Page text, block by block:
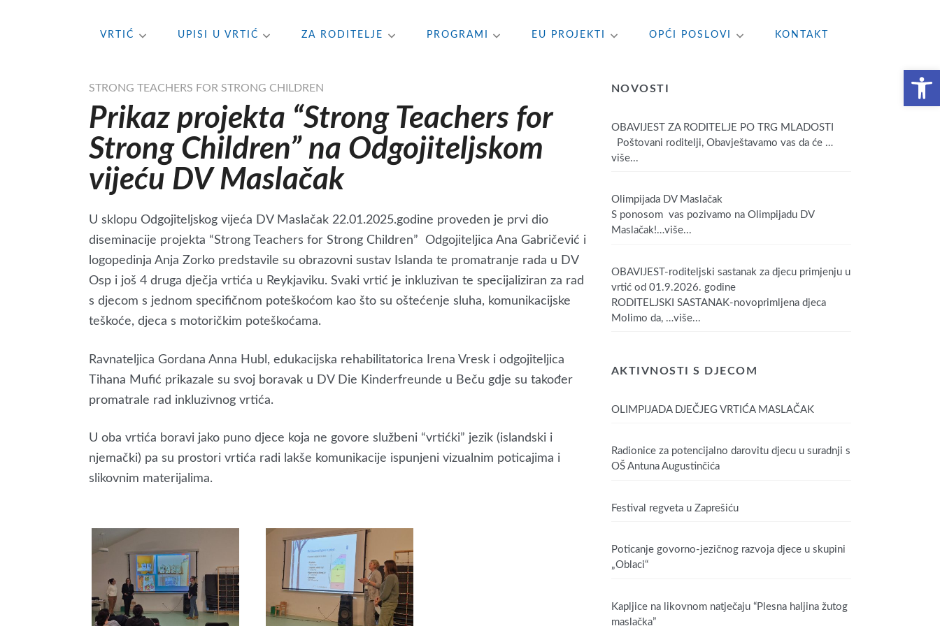
Open toolbar
VRTIĆ UPISI U VRTIĆ ZA RODITELJE PROGRAMI EU PROJEKTI OPĆI POSLOVI KONTAKT
STRONG TEACHERS FOR STRONG CHILDREN
Prikaz projekta “Strong Teachers for
Strong Children” na Odgojiteljskom
vijeću DV Maslačak
U sklopu Odgojiteljskog vijeća DV Maslačak 22.01.2025.godine proveden je prvi dio
diseminacije projekta “Strong Teachers for Strong Children” Odgojiteljica Ana Gabričević i
logopedinja Anja Zorko predstavile su obrazovni sustav Islanda te promatranje rada u DV
Osp i još 4 druga dječja vrtića u Reykjaviku. Svaki vrtić je inkluzivan te specijaliziran za rad
s djecom s jednom specifičnom poteškoćom kao što su oštećenje sluha, komunikacijske
teškoće, djeca s motoričkim poteškoćama.
Ravnateljica Gordana Anna Hubl, edukacijska rehabilitatorica Irena Vresk i odgojiteljica
Tihana Mufić prikazale su svoj boravak u DV Die Kinderfreunde u Beču gdje su također
promatrale rad inkluzivnog vrtića.
U oba vrtića boravi jako puno djece koja ne govore službeni “vrtićki” jezik (islandski i
njemački) pa su prostori vrtića radi lakše komunikacije ispunjeni vizualnim poticajima i
slikovnim materijalima.
NOVOSTI
OBAVIJEST ZA RODITELJE PO TRG MLADOSTI
Poštovani roditelji, Obavještavamo vas da će …
više...
Olimpijada DV Maslačak
S ponosom vas pozivamo na Olimpijadu DV
Maslačak!…više...
OBAVIJEST-roditeljski sastanak za djecu primjenju u
vrtić od 01.9.2026. godine
RODITELJSKI SASTANAK-novoprimljena djeca
Molimo da, …više...
AKTIVNOSTI S DJECOM
OLIMPIJADA DJEČJEG VRTIĆA MASLAČAK
Radionice za potencijalno darovitu djecu u suradnji s
OŠ Antuna Augustinčića
Festival regveta u Zaprešiću
Poticanje govorno-jezičnog razvoja djece u skupini
„Oblaci“
Kapljice na likovnom natječaju “Plesna haljina žutog
maslačka”